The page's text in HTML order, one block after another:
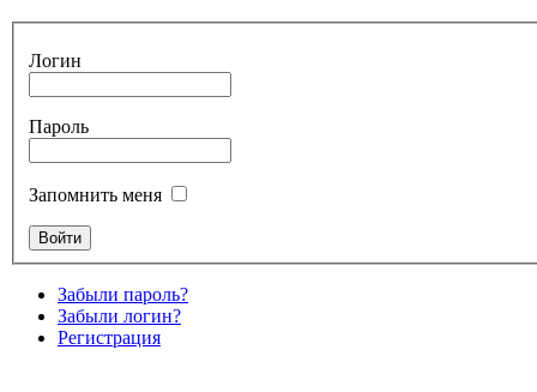
Логин
Пароль
Запомнить меня
Забыли пароль?
Забыли логин?
Регистрация